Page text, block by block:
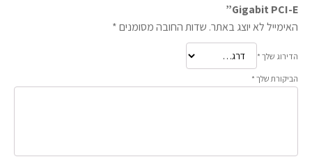
Gigabit PCI-E”
האימייל לא יוצג באתר. שדות החובה מסומנים*
הדירוג שלך *
הביקורת שלך *